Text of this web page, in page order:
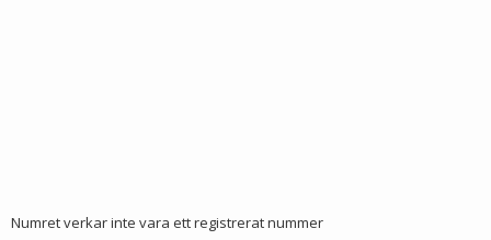
Numret verkar inte vara ett registrerat nummer